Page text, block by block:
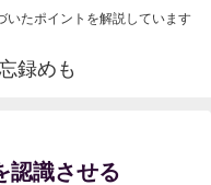
いたポイントを解説しています
認識させる